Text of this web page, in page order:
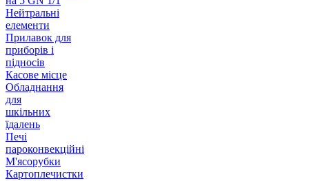
Нейтральні
елементи
Прилавок для
приборів і
підносів
Касове місце
Обладнання
для
шкільних
їдалень
Печі
пароконвекційні
М'ясорубки
Картоплечистки